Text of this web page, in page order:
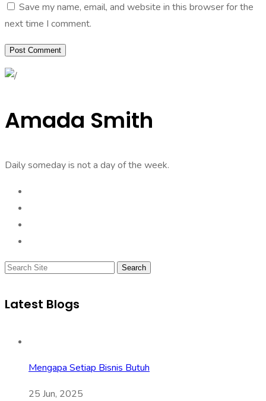
Save my name, email, and website in this browser for the
next time I comment.
Amada Smith
Daily someday is not a day of the week.
Search
Latest Blogs
Mengapa Setiap Bisnis Butuh
25 Jun, 2025